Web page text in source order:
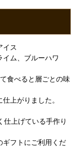
イス
ム、ブルーハワ
食べると層ごとの味
上がりました。
仕上げている手作り
ギフトにご利用くだ